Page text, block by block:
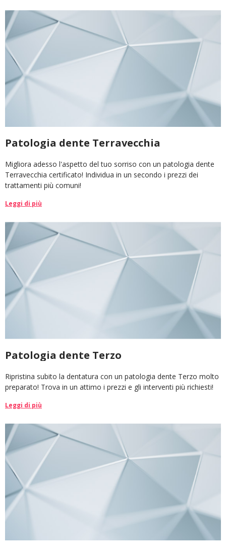
Patologia dente Terravecchia
Migliora adesso l'aspetto del tuo sorriso con un patologia dente
Terravecchia certificato! Individua in un secondo i prezzi dei
trattamenti più comuni!
Leggi di più
Patologia dente Terzo
Ripristina subito la dentatura con un patologia dente Terzo molto
preparato! Trova in un attimo i prezzi e gli interventi più richiesti!
Leggi di più